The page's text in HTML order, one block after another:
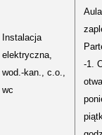
Instalacja
elektryczna,
wod.-kan., c.o.,
wc
-1.